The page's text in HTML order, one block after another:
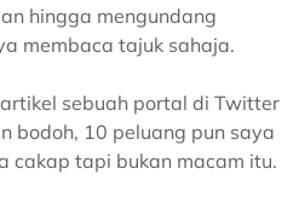
hingga mengundang
membaca tajuk sahaja.
sebuah portal di Twitter
bodoh, 10 peluang pun saya
cakap tapi bukan macam itu.